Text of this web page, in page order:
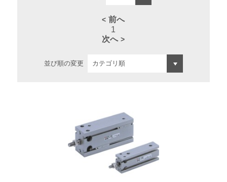
前へ
1
次へ
並び順の変更